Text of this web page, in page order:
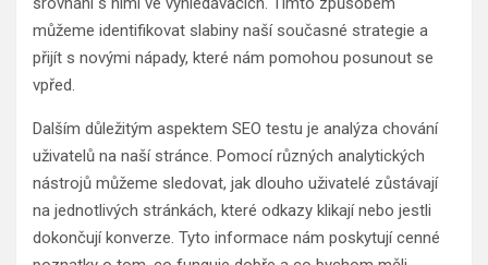
můžeme identifikovat slabiny naší současné strategie a
přijít s novými nápady, které nám pomohou posunout se
vpřed.
Dalším důležitým aspektem SEO testu je analýza chování
uživatelů na naší stránce. Pomocí různých analytických
nástrojů můžeme sledovat, jak dlouho uživatelé zůstávají
na jednotlivých stránkách, které odkazy klikají nebo jestli
dokončují konverze. Tyto informace nám poskytují cenné